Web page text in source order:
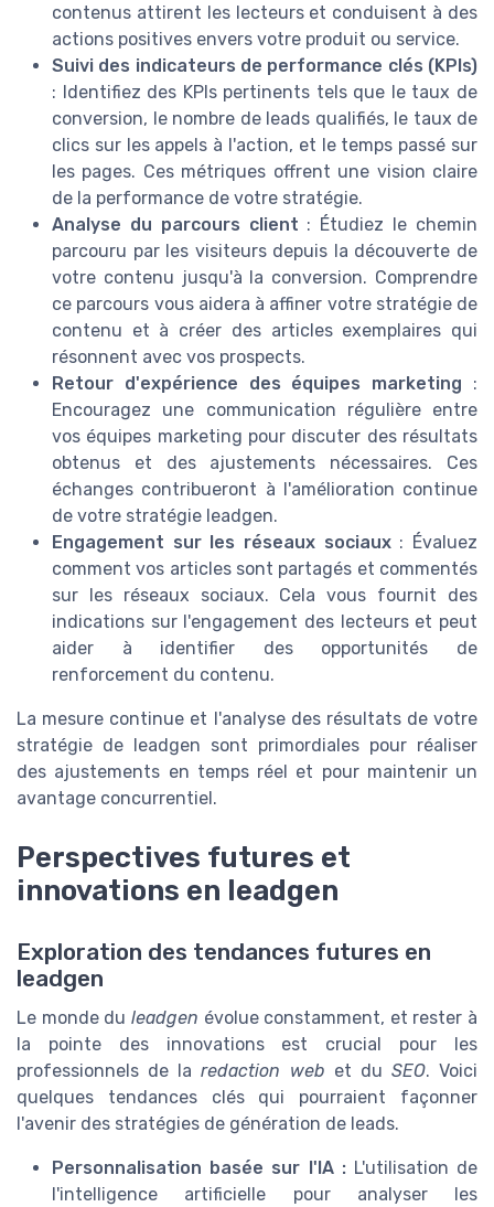
contenus attirent les lecteurs et conduisent à des
actions positives envers votre produit ou service.
Suivi des indicateurs de performance clés (KPIs)
: Identifiez des KPIs pertinents tels que le taux de
conversion, le nombre de leads qualifiés, le taux de
clics sur les appels à l'action, et le temps passé sur
les pages. Ces métriques offrent une vision claire
de la performance de votre stratégie.
Analyse du parcours client : Étudiez le chemin
parcouru par les visiteurs depuis la découverte de
votre contenu jusqu'à la conversion. Comprendre
ce parcours vous aidera à affiner votre stratégie de
contenu et à créer des articles exemplaires qui
résonnent avec vos prospects.
Retour d'expérience des équipes marketing :
Encouragez une communication régulière entre
vos équipes marketing pour discuter des résultats
obtenus et des ajustements nécessaires. Ces
échanges contribueront à l'amélioration continue
de votre stratégie leadgen.
Engagement sur les réseaux sociaux: Évaluez
comment vos articles sont partagés et commentés
sur les réseaux sociaux. Cela vous fournit des
indications sur l'engagement des lecteurs et peut
aider à identifier des opportunités de
renforcement du contenu.
La mesure continue et l'analyse des résultats de votre
stratégie de leadgen sont primordiales pour réaliser
des ajustements en temps réel et pour maintenir un
avantage concurrentiel.
Perspectives futures et
innovations en leadgen
Exploration des tendances futures en
leadgen
Le monde du leadgen évolue constamment, et rester à
la pointe des innovations est crucial pour les
professionnels de laredaction web et du SEO. Voici
quelques tendances clés qui pourraient façonner
l'avenir des stratégies de génération de leads.
Personnalisation basée sur l'IA :L'utilisation de
l'intelligence artificielle pour analyser les